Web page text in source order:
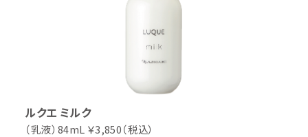
ルクエ ミルク
（乳液）84mL ￥3,850（税込）